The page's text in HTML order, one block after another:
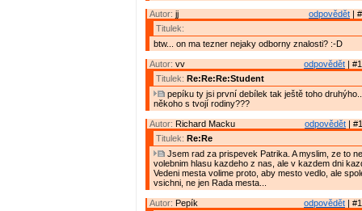
odpovědět |
Autor: jj
Titulek:
btw... on ma tezner nejaky odborny znalosti? :-D
odpovědět |
Autor: vv
Titulek: Re:Re:Re:Student
pepíku ty jsi první debílek tak ještě toho
někoho s tvojí rodiny???
odpovědět |
Autor: Richard Macku
Titulek: Re:Re
Jsem rad za prispevek Patrika. A myslim, ze to
volebnim hlasu kazdeho z nas, ale v kazdem dni
Vedeni mesta volime proto, aby mesto vedlo, ale
vsichni, ne jen Rada mesta...
odpovědět |
Autor: Pepík